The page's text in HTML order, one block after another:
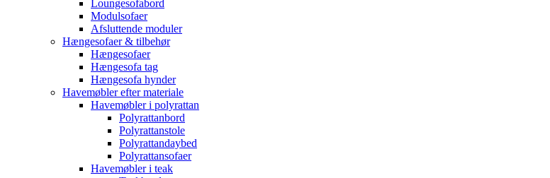
Loungesofabord
Modulsofaer
Afsluttende moduler
Hængesofaer & tilbehør
Hængesofaer
Hængesofa tag
Hængesofa hynder
Havemøbler efter materiale
Havemøbler i polyrattan
Polyrattanbord
Polyrattanstole
Polyrattandaybed
Polyrattansofaer
Havemøbler i teak